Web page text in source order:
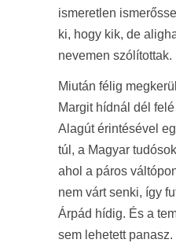
ismeretlen
ki, hogy kik, de
nevemen szólítottak.
Miután félig
Margit hídnál dél
Alagút érintésével
túl, a Magyar
ahol a páros
nem várt senki, így
Árpád hídig. És a
sem lehetett